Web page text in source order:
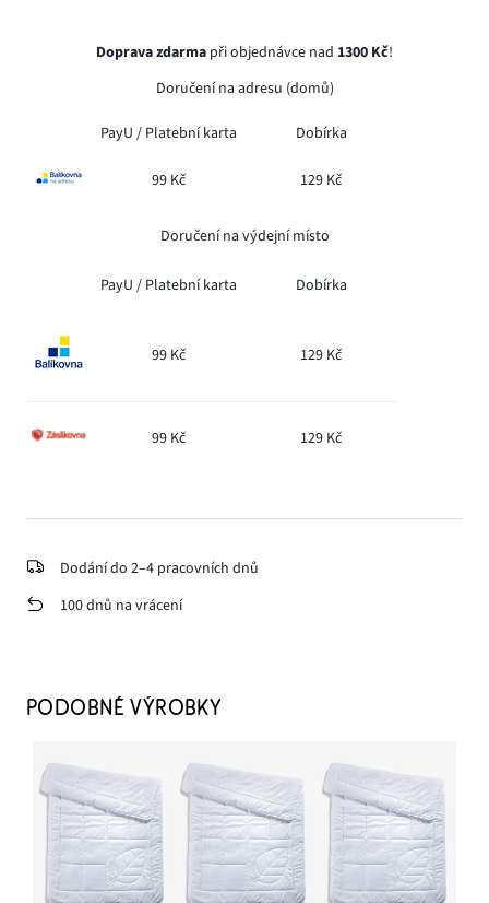
Doprava zdarma při objednávce nad 1300 Kč!
Doručení na adresu (domů)
PayU / Platební karta Dobírka
99 Kč 129 Kč
Doručení na výdejní místo
PayU / Platební karta Dobírka
99 Kč 129 Kč
99 Kč 129 Kč
Dodání do 2–4 pracovních dnů
100 dnů na vrácení
PODOBNÉ VÝROBKY